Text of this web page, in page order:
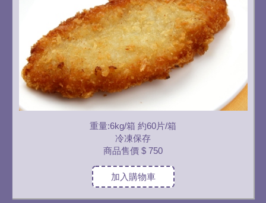
重量:6kg/箱 約60片/箱
冷凍保存
商品售價 $ 750
加入購物車